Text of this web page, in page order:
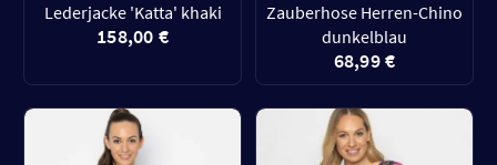
Lederjacke 'Katta' khaki
158,00 €
Zauberhose Herren-Chino
dunkelblau
68,99 €